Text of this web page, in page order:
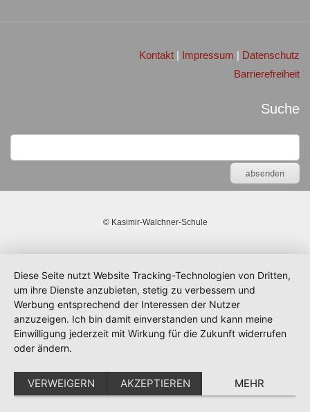
Kontakt | Impressum | Datenschutz
Barrierefreiheit
Suche
©Kasimir-Walchner-Schule
Diese Seite nutzt Website Tracking-Technologien von Dritten,
um ihre Dienste anzubieten, stetig zu verbessern und
Werbung entsprechend der Interessen der Nutzer
anzuzeigen. Ich bin damit einverstanden und kann meine
Einwilligung jederzeit mit Wirkung für die Zukunft widerrufen
oder ändern.
VERWEIGERN AKZEPTIEREN MEHR